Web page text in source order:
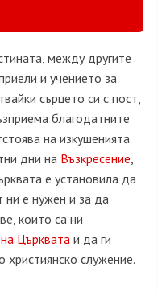
между другите
и учението за
сърцето си с пост,
благодатните
на изкушенията.
дни на Възкресение,
е установила да
ни е нужен и за да
които са ни
Църквата и да ги
служение.